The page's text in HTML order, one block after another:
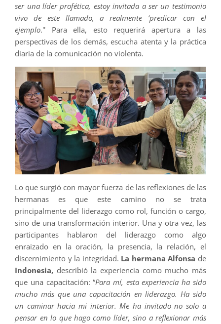
ser una líder profética, estoy invitada a ser un testimonio
vivo de este llamado, a realmente ‘predicar con el
ejemplo.'' Para ella, esto requerirá apertura a las
perspectivas de los demás, escucha atenta y la práctica
diaria de la comunicación no violenta.
Lo que surgió con mayor fuerza de las reflexiones de las
hermanas es que este camino no se trata
principalmente del liderazgo como rol, función o cargo,
sino de una transformación interior. Una y otra vez, las
participantes hablaron del liderazgo como algo
enraizado en la oración, la presencia, la relación, el
discernimiento y la integridad. La hermana Alfonsa de
Indonesia, describió la experiencia como mucho más
que una capacitación: “Para mí, esta experiencia ha sido
mucho más que una capacitación en liderazgo. Ha sido
un caminar hacia mi interior. Me ha invitado no solo a
pensar en lo que hago como líder, sino a reflexionar más